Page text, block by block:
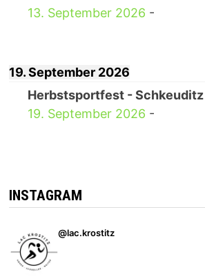
13. September 2026 -
19. September 2026
Herbstsportfest - Schkeuditz
19. September 2026 -
INSTAGRAM
@lac.krostitz